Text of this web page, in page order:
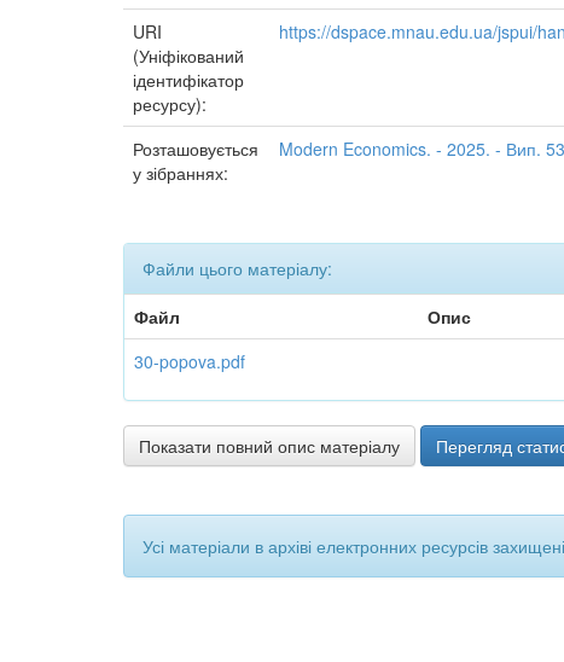
URI
(Уніфікований
ідентифікатор
ресурсу):
https://dspace.mnau.edu.ua/jspui/
Розташовується
у зібраннях:
Modern Economics. - 2025. - Вип. 53
Файли цього матеріалу:
Файл
Опис
30-popova.pdf
Показати повний опис матеріалу Перегляд
Усі матеріали в архіві електронних ресурсів